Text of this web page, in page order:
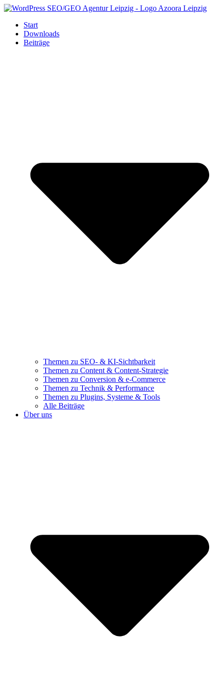
Zum
springenStart
Downloads
Beiträge
Themen zu SEO- & KI-Sichtbarkeit
Themen zu Content & Content-Strategie
Themen zu Conversion & e-Commerce
Themen zu Technik & Performance
Themen zu Plugins, Systeme & Tools
Alle Beiträge
Über uns